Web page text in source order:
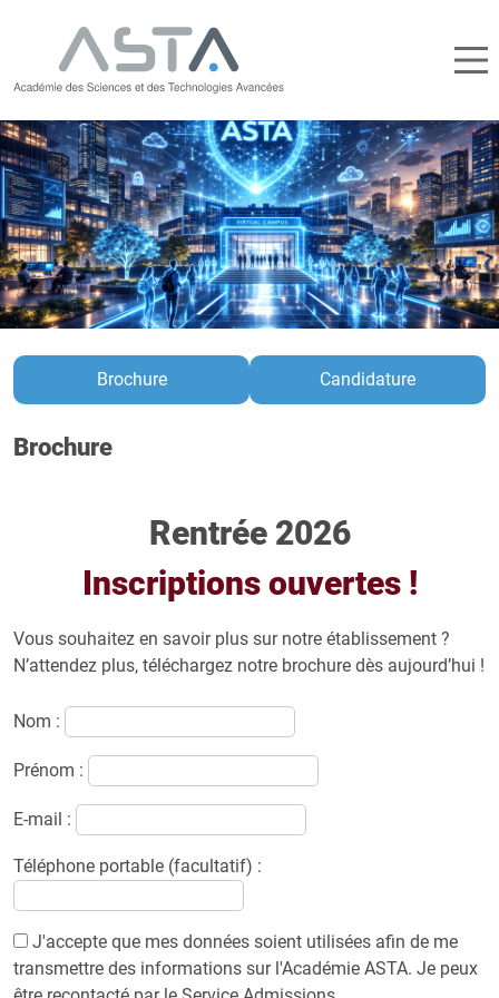
Brochure Candidature
Brochure
Rentrée 2026
Inscriptions ouvertes !
Vous souhaitez en savoir plus sur notre établissement ?
N’attendez plus, téléchargez notre brochure dès aujourd’hui !
Nom :
Prénom :
E-mail :
Téléphone portable (facultatif) :
J'accepte que mes données soient utilisées afin de me
transmettre des informations sur l'Académie ASTA. Je peux